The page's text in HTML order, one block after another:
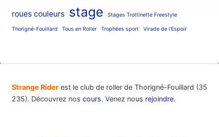
roues couleurs stage Stages Trottinette Freestyle
Thorigné-Fouillard Tous en Roller Trophées sport Virade de l'Espoir
Strange Rider est le club de roller de Thorigné-Fouillard (35
235). Découvrez nos cours. Venez nous rejoindre.